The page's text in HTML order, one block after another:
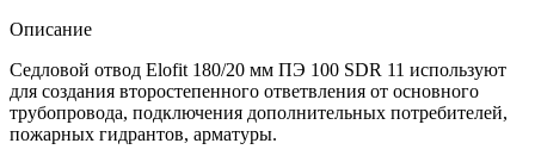
Описание
Седловой отвод Elofit 180/20 мм ПЭ 100 SDR 11 используют
для создания второстепенного ответвления от основного
трубопровода, подключения дополнительных потребителей,
пожарных гидрантов, арматуры.